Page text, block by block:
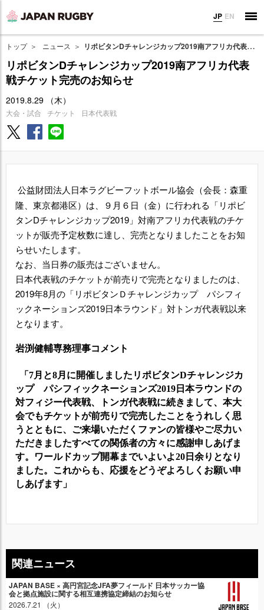
JP EN
トップ ニュース リポビタンDチャレンジカップ2019南アフリカ代表戦チケット完売のお知らせ
リポビタンDチャレンジカップ2019南アフリカ代表
戦チケット完売のお知らせ
2019.8.29 （木）
大会・試合 チケット 日本代表戦
公益財団法人日本ラグビーフットボール協会（会長：森重
隆、東京都港区）は、９月６日（金）に行われる「リポビ
タンDチャレンジカップ2019 」対南アフリカ代表戦のチケ
ットが販売予定枚数に達し、完売となりましたことをお知
らせいたします。
なお、当日券の販売はございません。
日本代表戦のチケットが前売りで完売となりましたのは、
2019年8月の「リポビタンＤチャレンジカップ パシフィ
ックネーションズ2019日本ラウンド」対トンガ代表戦以来
となります。
岩渕健輔専務理事コメント
「 7月と8月に開催しましたリポビタンDチャレンジカ
ップ パシフィックネーションズ2019 日本ラウンドの
対フィジー代表戦、トンガ代表戦に続きまして、本大
会でもチケットが前売りで完売したことをうれしく思
うとともに、ご来場いただくファンの皆様やご尽力い
ただきましたすべての関係者の方々に感謝申しあげま
す。ワールドカップ開幕までいよいよ20 日余りとなり
ました。これからも、応援をどうぞよろしくお願い申
しあげます」
関連ニュース
JAPAN BASE × 高円宮記念JFA夢フィールド 日本サッカー協
会と拠点施設に関する相互連携協定締結のお知らせ
2026.7.21 （火）